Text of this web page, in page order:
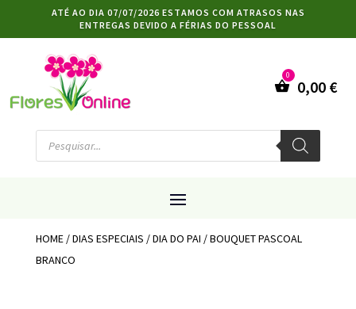
ATÉ AO DIA 07/07/2026 ESTAMOS COM ATRASOS NAS
ENTREGAS DEVIDO A FÉRIAS DO PESSOAL
0,00 €
Products
search
HOME/DIAS ESPECIAIS /DIA DO PAI / BOUQUET PASCOAL
BRANCO